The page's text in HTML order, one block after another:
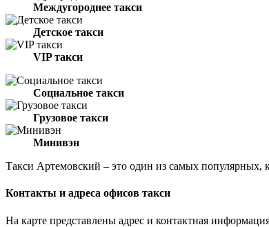
Междугороднее такси
Детское такси
VIP такси
Социальное такси
Грузовое такси
Минивэн
Такси Артемовский – это один из самых
Контакты и адреса офисов такси
На карте представлены адрес и контактная